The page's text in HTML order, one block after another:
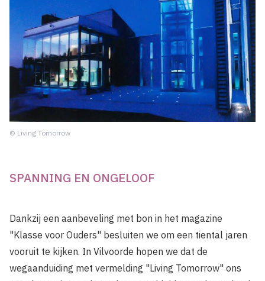
© Living Tomorrow
SPANNING EN ONGELOOF
Dankzij een aanbeveling met bon in het magazine
"Klasse voor Ouders" besluiten we om een tiental jaren
vooruit te kijken. In Vilvoorde hopen we dat de
wegaanduiding met vermelding "Living Tomorrow" ons